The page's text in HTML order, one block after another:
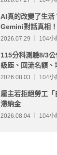
AI真的改變了生
Gemini對話真相！
2026.07.29 ｜ 104小
115分科測驗8/3
級距、回流名額、
分析
2026.08.03 ｜ 104小
雇主若拒絕勞工
滯納金
2026.08.04 ｜ 104小